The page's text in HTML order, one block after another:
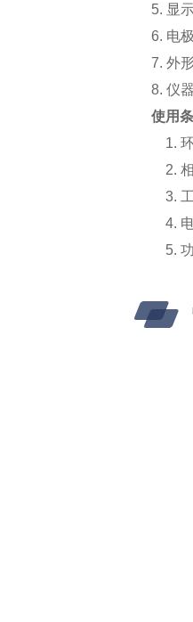
5. 显
6. 电
7. 外
8. 仪
使
1.
2.
3.
4.
5.